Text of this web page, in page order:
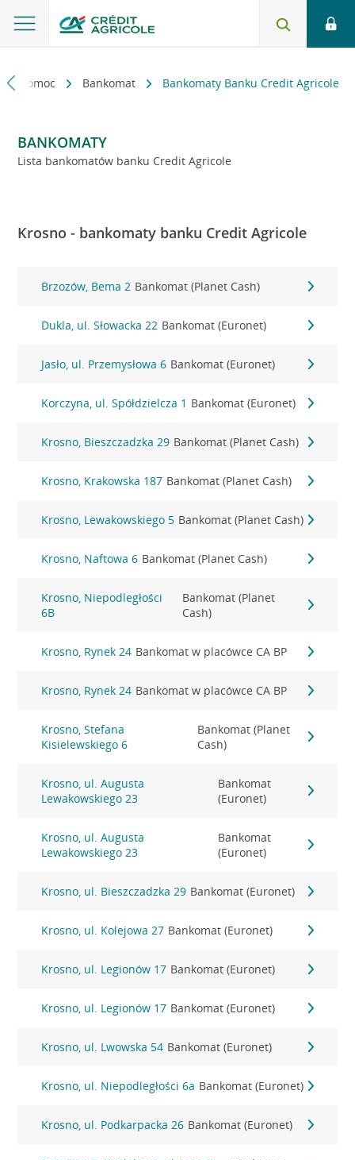
i pomoc Bankomat Bankomaty Banku Credit Agricole
BANKOMATY
Lista bankomatów banku Credit Agricole
Krosno - bankomaty banku Credit Agricole
Brzozów, Bema 2 Bankomat (Planet Cash)
Dukla, ul. Słowacka 22 Bankomat (Euronet)
Jasło, ul. Przemysłowa 6 Bankomat (Euronet)
Korczyna, ul. Spółdzielcza 1 Bankomat (Euronet)
Krosno, Bieszczadzka 29 Bankomat (Planet Cash)
Krosno, Krakowska 187 Bankomat (Planet Cash)
Krosno, Lewakowskiego 5 Bankomat (Planet Cash)
Krosno, Naftowa 6 Bankomat (Planet Cash)
Krosno, Niepodległości
6B
Bankomat (Planet
Cash)
Krosno, Rynek 24 Bankomat w placówce CA BP
Krosno, Rynek 24 Bankomat w placówce CA BP
Krosno, Stefana
Kisielewskiego 6
Bankomat (Planet
Cash)
Krosno, ul. Augusta
Lewakowskiego 23
Bankomat
(Euronet)
Krosno, ul. Augusta
Lewakowskiego 23
Bankomat
(Euronet)
Krosno, ul. Bieszczadzka 29 Bankomat (Euronet)
Krosno, ul. Kolejowa 27 Bankomat (Euronet)
Krosno, ul. Legionów 17 Bankomat (Euronet)
Krosno, ul. Legionów 17 Bankomat (Euronet)
Krosno, ul. Lwowska 54 Bankomat (Euronet)
Krosno, ul. Niepodległości 6a Bankomat (Euronet)
Krosno, ul. Podkarpacka 26 Bankomat (Euronet)